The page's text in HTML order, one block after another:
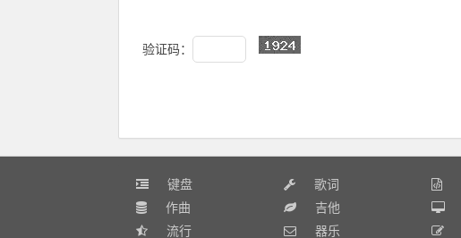
验证码：
键盘 歌词
作曲
吉他
流行
器乐